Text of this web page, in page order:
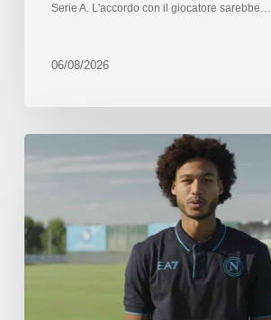
Serie A. L'accordo con il giocatore sarebbe…
06/08/2026